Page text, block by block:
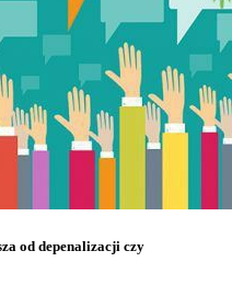
od depenalizacji czy